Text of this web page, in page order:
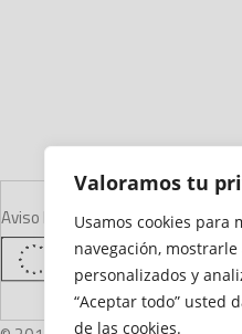
Valoramos tu
Usamos cookies para
navegación,
personalizados y
“Aceptar todo” usted
de las cookies.
Aviso LegalDeclaración de